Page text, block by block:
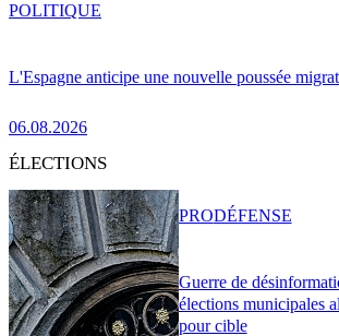
L'Espagne anticipe une nouvelle poussée
06.08.2026
POLITIQUE
ÉLECTIONS
Guerre de
élections municipales
pour cible
PRODÉFENSE